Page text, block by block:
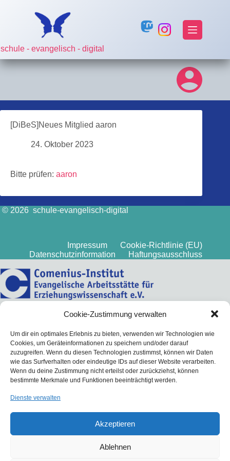
Cookie-Zustimmung verwalten
Um dir ein optimales Erlebnis zu bieten, verwenden wir Technologien wie
Cookies, um Geräteinformationen zu speichern und/oder darauf
zuzugreifen. Wenn du diesen Technologien zustimmst, können wir Daten
wie das Surfverhalten oder eindeutige IDs auf dieser Website verarbeiten.
Wenn du deine Zustimmung nicht erteilst oder zurückziehst, können
bestimmte Merkmale und Funktionen beeinträchtigt werden.
Dienste verwalten
Akzeptieren
Ablehnen
schule - evangelisch - digital
[DiBeS]Neues Mitglied aaron
24. Oktober 2023
Bitte prüfen: aaron
© 2026 schule-evangelisch-digital
Impressum
Cookie-Richtlinie (EU)
Datenschutzinformation
Haftungsausschluss